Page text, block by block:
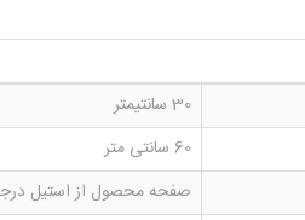
30 سانتیمتر
60 سانتی متر
صفحه محصول از استیل